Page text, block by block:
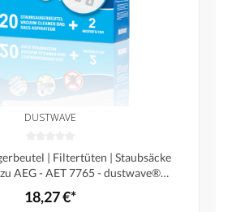
DUSTWAVE
| Filtertüten | Staubsäcke
AEG - AET 7765 - dustwave®
/ Made in Germany + inkl. 2
Microfilter (Megapack)
18,27 €*